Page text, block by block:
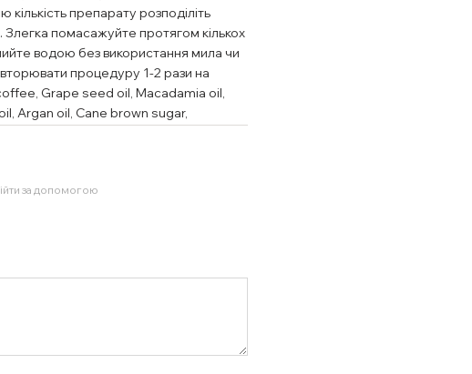
препарату розподіліть
Злегка помасажуйте протягом кількох
водою без використання мила чи
процедуру 1-2 рази на
Grape seed oil, Macadamia oil,
Argan oil, Cane brown sugar,
за допомогою